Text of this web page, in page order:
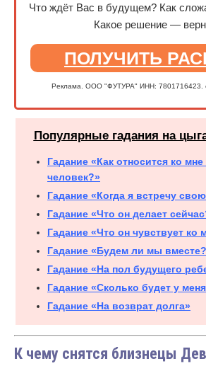
Что ждёт Вас в будущем? Как
Какое решение —
ПОЛУЧИТЬ
Реклама. ООО "ФУТУРА" ИНН: 7801716423.
Популярные гадания на
Гадание «Как относится ко
человек?»
Гадание «Когда я встречу
Гадание «Что он делает
Гадание «Что он чувствует ко
Гадание «Будем ли мы
Гадание «На пол будущего
Гадание «Сколько будет у
Гадание «На возврат долга»
К чему снятся близнецы